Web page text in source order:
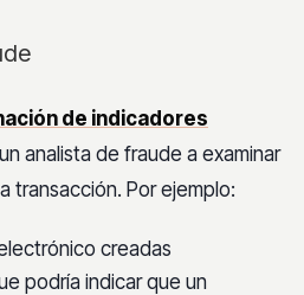
de indicadores
analista de fraude a examinar
transacción. Por ejemplo:
creadas
podría indicar que un